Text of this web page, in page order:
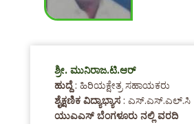
ಶ್ರೀ. ಮುನಿರಾಜ.ಟಿ.ಆರ್
ಹುದ್ದೆ: ಹಿರಿಯಕ್ಷೇತ್ರ ಸಹಾಯಕರು
ಶೈಕ್ಷಣಿಕ ವಿದ್ಯಾಭ್ಯಾಸ : ಎಸ್.ಎಸ್.ಎಲ್.ಸಿ
ಯುಎಎಸ್ ಬೆಂಗಳೂರು ನಲ್ಲಿ ವರದಿ